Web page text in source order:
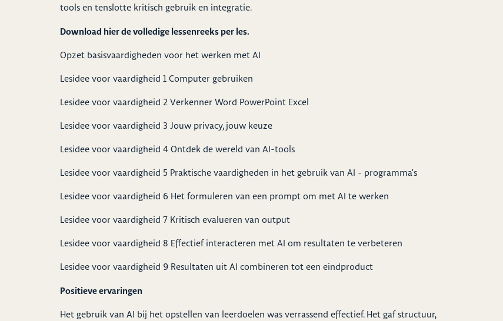
tools en tenslotte kritisch gebruik en integratie.
Download hier de volledige lessenreeks per les.
Opzet basisvaardigheden voor het werken met AI
Lesidee voor vaardigheid 1 Computer gebruiken
Lesidee voor vaardigheid 2 Verkenner Word PowerPoint Excel
Lesidee voor vaardigheid 3 Jouw privacy, jouw keuze
Lesidee voor vaardigheid 4 Ontdek de wereld van AI-tools
Lesidee voor vaardigheid 5 Praktische vaardigheden in het gebruik van AI - programma's
Lesidee voor vaardigheid 6 Het formuleren van een prompt om met AI te werken
Lesidee voor vaardigheid 7 Kritisch evalueren van output
Lesidee voor vaardigheid 8 Effectief interacteren met AI om resultaten te verbeteren
Lesidee voor vaardigheid 9 Resultaten uit AI combineren tot een eindproduct
Positieve ervaringen
Het gebruik van AI bij het opstellen van leerdoelen was verrassend effectief. Het gaf structuur,